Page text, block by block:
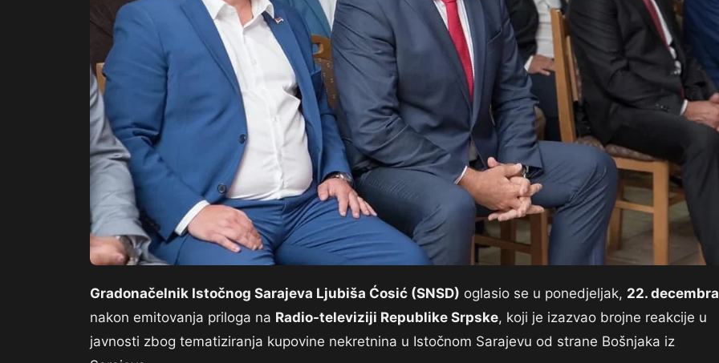
Gradonačelnik Istočnog Sarajeva Ljubiša Ćosić (SNSD) oglasio se u ponedjeljak, 22. decembra
nakon emitovanja priloga na Radio-televiziji Republike Srpske, koji je izazvao brojne reakcije u
javnosti zbog tematiziranja kupovine nekretnina u Istočnom Sarajevu od strane Bošnjaka iz